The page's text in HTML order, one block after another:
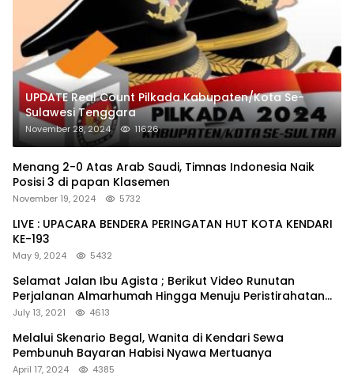
UPDATE Real Count Pilkada Kabupaten/Kota Se-
Sulawesi Tenggara
November 28, 2024 11626
Menang 2-0 Atas Arab Saudi, Timnas Indonesia Naik
Posisi 3 di papan Klasemen
November 19, 2024 5732
LIVE : UPACARA BENDERA PERINGATAN HUT KOTA KENDARI
KE-193
May 9, 2024 5432
Selamat Jalan Ibu Agista ; Berikut Video Runutan
Perjalanan Almarhumah Hingga Menuju Peristirahatan
Terakhir
July 13, 2021 4613
Melalui Skenario Begal, Wanita di Kendari Sewa
Pembunuh Bayaran Habisi Nyawa Mertuanya
April 17, 2024 4385